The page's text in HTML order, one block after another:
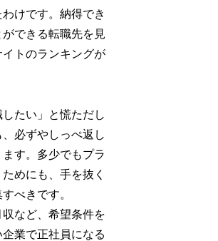
けです。納得でき
できる転職先を見
トのランキングが
したい」と慌ただし
必ずやしっぺ返し
す。多少でもプラ
めにも、手を抜く
べきです。
など、希望条件を
業で正社員になる